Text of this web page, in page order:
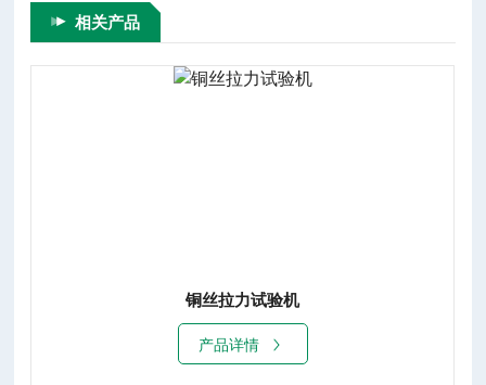
相关产品
铜丝拉力试验机
产品详情